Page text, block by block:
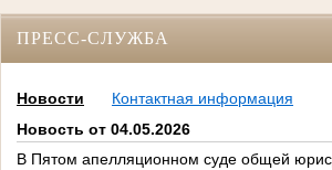
ПРЕСС-СЛУЖБА
Новости
Контактная информация
Новость от 04.05.2026
В Пятом апелляционном суде общей